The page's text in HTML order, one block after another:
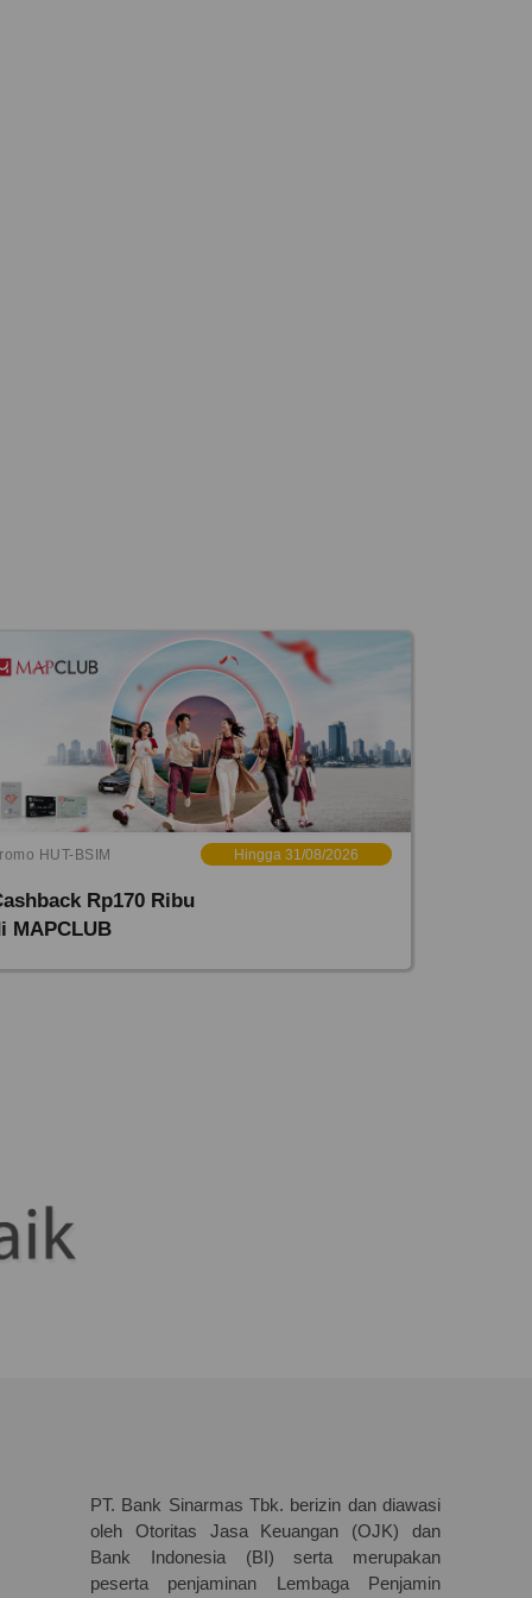
HUT-BSIM Hingga 31/08/2026
Rp170 Ribu
MAPCLUB
PT. Bank Sinarmas Tbk. berizin dan diawasi
oleh Otoritas Jasa Keuangan (OJK) dan
Bank Indonesia (BI) serta merupakan
peserta penjaminan Lembaga Penjamin